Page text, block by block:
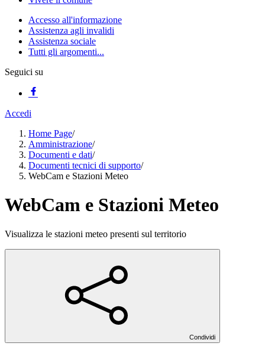
Accesso all'informazione
Assistenza agli invalidi
Assistenza sociale
Tutti gli argomenti...
Seguici su
Accedi
Home Page/
Amministrazione/
Documenti e dati/
Documenti tecnici di supporto/
WebCam e Stazioni Meteo
WebCam e Stazioni Meteo
Visualizza le stazioni meteo presenti sul territorio
Condividi